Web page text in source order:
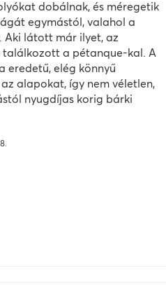
dobálnak, és méregetik
egymástól, valahol a
Aki látott már ilyet, az
találkozott a pétanque-kal. A
eredetű, elég könnyű
alapokat, így nem véletlen,
nyugdíjas korig bárki